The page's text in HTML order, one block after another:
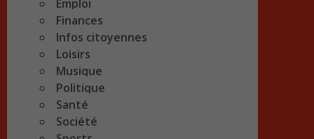
Emploi
Finances
Infos citoyennes
Loisirs
Musique
Politique
Santé
Société